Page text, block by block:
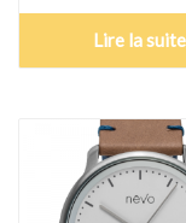
Lire la suite